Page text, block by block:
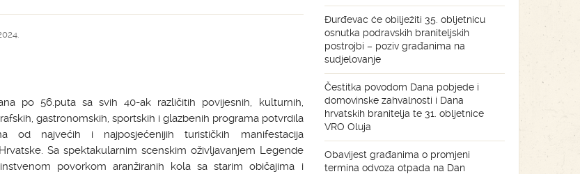
po 56.puta sa svih 40-ak različitih povijesnih, kulturnih,
gastronomskih, sportskih i glazbenih programa potvrdila
najvećih i najposjećenijih turističkih manifestacija
Sa spektakularnim scenskim oživljavanjem Legende
povorkom aranžiranih kola sa starim običajima i
Đurđevac će obilježiti 35. obljetnicu
osnutka podravskih braniteljskih
postrojbi – poziv građanima na
sudjelovanje
Čestitka povodom Dana pobjede i
domovinske zahvalnosti i Dana
hrvatskih branitelja te 31. obljetnice
VRO Oluja
Obavijest građanima o promjeni
termina odvoza otpada na Dan